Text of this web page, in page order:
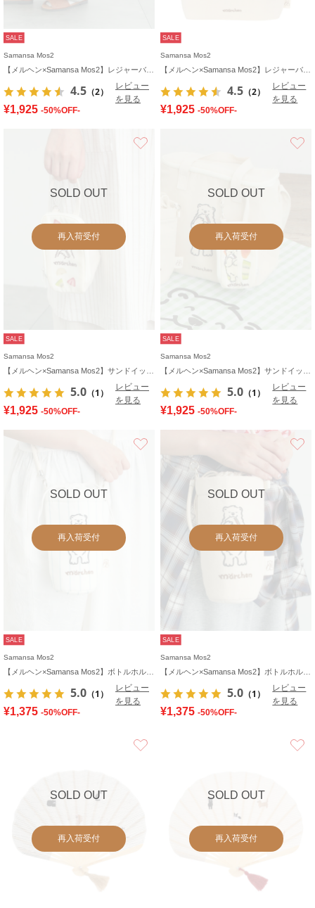
SALE
Samansa Mos2
4.5 （2）
レビュー
を見る
¥1,925 -50%OFF-
SALE
Samansa Mos2
4.5 （2）
レビュー
を見る
¥1,925 -50%OFF-
SOLD OUT
再入荷受付
SALE
Samansa Mos2
5.0 （1）
レビュー
を見る
¥1,925 -50%OFF-
SOLD OUT
再入荷受付
SALE
Samansa Mos2
5.0 （1）
レビュー
を見る
¥1,925 -50%OFF-
SOLD OUT
再入荷受付
SALE
Samansa Mos2
5.0 （1）
レビュー
を見る
¥1,375 -50%OFF-
SOLD OUT
再入荷受付
SALE
Samansa Mos2
5.0 （1）
レビュー
を見る
¥1,375 -50%OFF-
SOLD OUT
再入荷受付
SOLD OUT
再入荷受付